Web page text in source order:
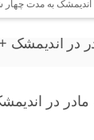
مردمی نغمه های
کل ورزش و جوانان
به مدت چهار
در